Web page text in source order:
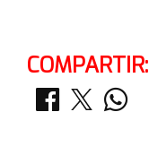
COMPARTIR: